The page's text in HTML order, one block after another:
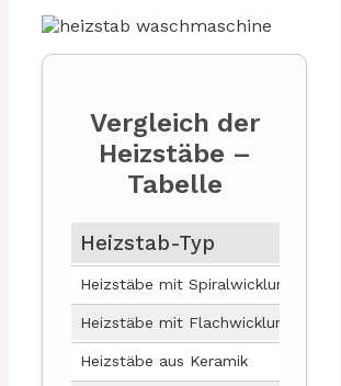
Vergleich der
Heizstäbe –
Tabelle
Heizstab-Typ
Heizstäbe mit Spiralwicklung
Heizstäbe mit Flachwicklung
Heizstäbe aus Keramik